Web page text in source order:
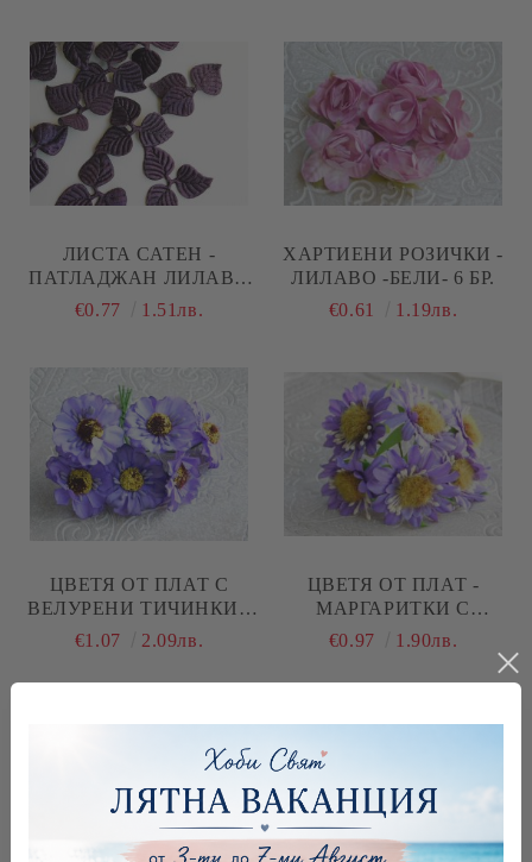
ЛИСТА САТЕН -
ПАТЛАДЖАН ЛИЛАВО
-10 БР.
€0.77 1.51лв.
ХАРТИЕНИ РОЗИЧКИ -
ЛИЛАВО -БЕЛИ- 6 БР.
€0.61
1.19лв.
ЦВЕТЯ ОТ ПЛАТ С
ВЕЛУРЕНИ ТИЧИНКИ -
ЛИЛАВО - 6 БР.
€1.07 2.09лв.
ЦВЕТЯ ОТ ПЛАТ -
МАРГАРИТКИ С
МЪХЕСТИ ТИЧИНКИ -
€0.97 1.90лв.